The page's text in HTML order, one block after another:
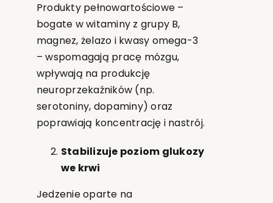
Produkty pełnowartościowe –
bogate w witaminy z grupy B,
magnez, żelazo i kwasy omega-3
– wspomagają pracę mózgu,
wpływają na produkcję
neuroprzekaźników (np.
serotoniny, dopaminy) oraz
poprawiają koncentrację i nastrój.
Stabilizuje poziom glukozy
we krwi
Jedzenie oparte na